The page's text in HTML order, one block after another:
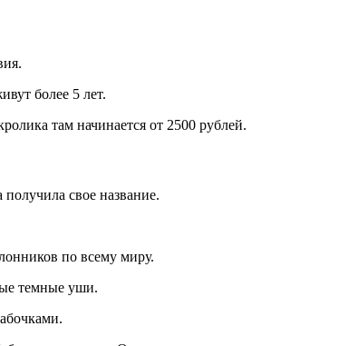
более 5 лет.
там начинается от 2500 рублей.
свое название.
по всему миру.
темные уши.